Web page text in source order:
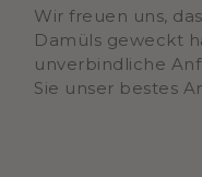
Wir freuen uns,
Damüls geweckt
unverbindliche
Sie unser bestes